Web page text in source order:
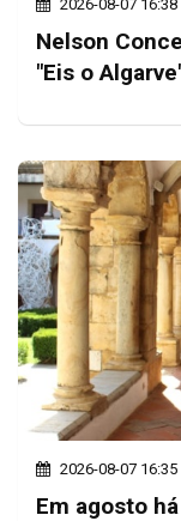
2026-08-07 16:38
Nelson
"Eis o
2026-08-07 16:35
Em agosto